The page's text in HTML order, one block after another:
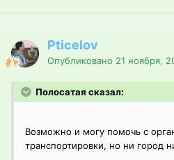
Pticelov
Опубликовано 21 ноября,
Полосатая сказал:
Возможно и могу помочь с
транспортировки, но ни город